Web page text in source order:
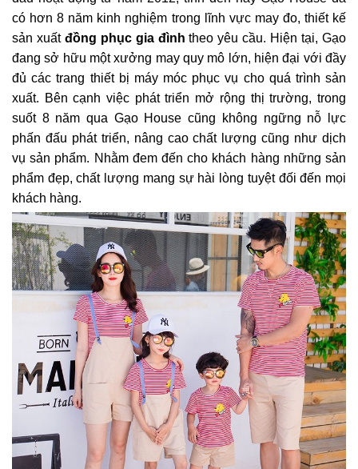
có hơn 8 năm kinh nghiệm trong lĩnh vực may đo, thiết kế
sản xuất đồng phục gia đình theo yêu cầu. Hiện tại, Gạo
đang sở hữu một xưởng may quy mô lớn, hiện đại với đầy
đủ các trang thiết bị máy móc phục vụ cho quá trình sản
xuất. Bên cạnh việc phát triển mở rộng thị trường, trong
suốt 8 năm qua Gạo House cũng không ngững nỗ lực
phấn đấu phát triển, nâng cao chất lượng cũng như dịch
vụ sản phẩm. Nhằm đem đến cho khách hàng những sản
phẩm đẹp, chất lượng mang sự hài lòng tuyệt đối đến mọi
khách hàng.